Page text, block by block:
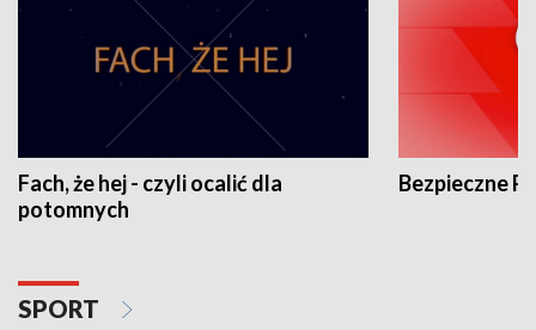
Fach, że hej - czyli ocalić dla
potomnych
Bezpieczne
SPORT